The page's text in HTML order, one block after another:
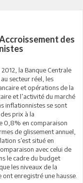
des
la Banque Centrale
secteur réel, les
et opérations de la
et l’activité du marché
inflationnistes se sont
prix à la
0,8% en comparaison
de glissement annuel,
s’est situé en
avec celui de
le cadre du budget
les niveaux de la
enregistré une hausse.